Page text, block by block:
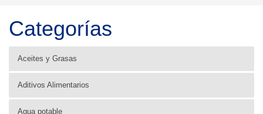
Categorías
Aceites y Grasas
Aditivos Alimentarios
Agua potable